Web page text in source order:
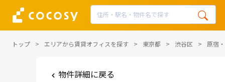
トップ エリアから賃貸オフィスを探す 東京都 渋谷区 原宿
物件詳細に戻る